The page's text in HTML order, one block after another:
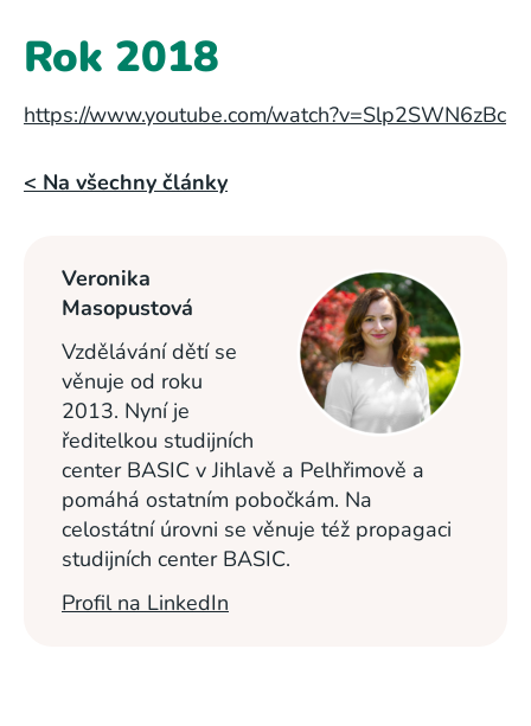
Rok 2018
https://www.youtube.com/watch?v=Slp2SWN6zBc
< Na všechny články
Veronika
Masopustová
Vzdělávání dětí se
věnuje od roku
2013. Nyní je
ředitelkou studijních
center BASIC v Jihlavě a Pelhřimově a
pomáhá ostatním pobočkám. Na
celostátní úrovni se věnuje též propagaci
studijních center BASIC.
Profil na LinkedIn